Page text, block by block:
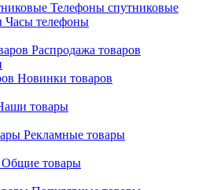
Телефоны спутниковые
Часы телефоны
Распродажа товаров
Новинки товаров
товары
Рекламные товары
Общие товары